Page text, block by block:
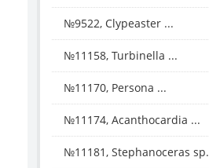
№9522, Clypeaster ...
№11158, Turbinella ...
№11170, Persona ...
№11174, Acanthocardia ...
№11181, Stephanoceras sp.